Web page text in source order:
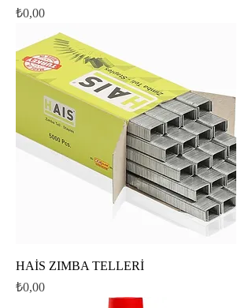
Fiyat
₺0,00
HAİS ZIMBA TELLERİ
Fiyat
₺0,00